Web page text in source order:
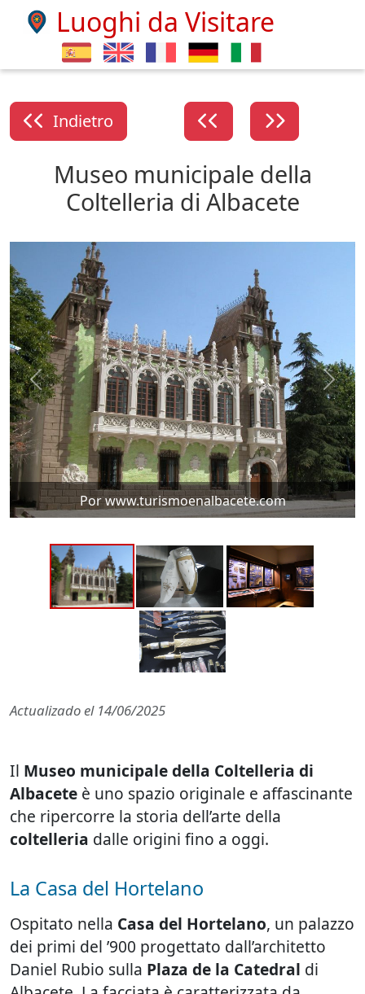
Luoghi da Visitare
Indietro
Museo municipale della
Coltelleria di Albacete
Por www.turismoenalbacete.com
Actualizado el 14/06/2025
Il Museo municipale della Coltelleria di
Albacete è uno spazio originale e affascinante
che ripercorre la storia dell’arte della
coltelleria dalle origini fino a oggi.
La Casa del Hortelano
Ospitato nella Casa del Hortelano, un palazzo
dei primi del ’900 progettato dall’architetto
Daniel Rubio sulla Plaza de la Catedral di